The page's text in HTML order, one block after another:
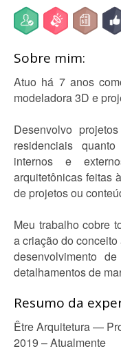
Sobre mim:
Atuo há 7 anos
modeladora 3D e
Desenvolvo
residenciais
internos e
arquitetônicas feitas
de projetos ou
Meu trabalho cobre
a criação do
desenvolvimento
detalhamentos de
Resumo da
Être Arquitetura —
2019 – Atualmente